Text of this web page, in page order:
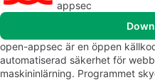
appsec
open-appsec är en öppen
automatiserad säkerhet för
maskininlärning. Programmet